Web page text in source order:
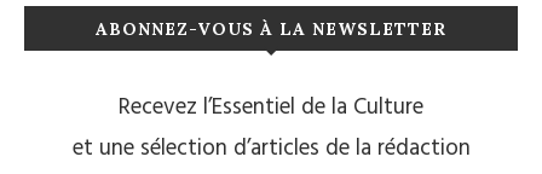
ABONNEZ-VOUS À LA NEWSLETTER
Recevez l’Essentiel de la Culture
et une sélection d’articles de la rédaction